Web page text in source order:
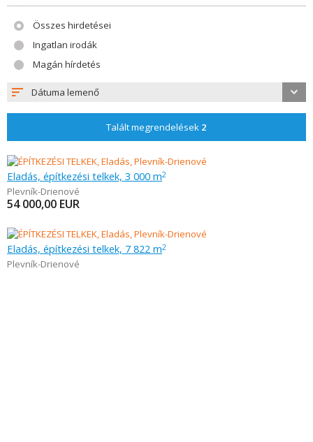
Összes hirdetései
Ingatlan irodák
Magán hírdetés
Dátuma lemenő
Talált megrendelések 2
Eladás, építkezési telkek, 3 000 m2
Plevník-Drienové
54 000,00 EUR
Eladás, építkezési telkek, 7 822 m2
Plevník-Drienové